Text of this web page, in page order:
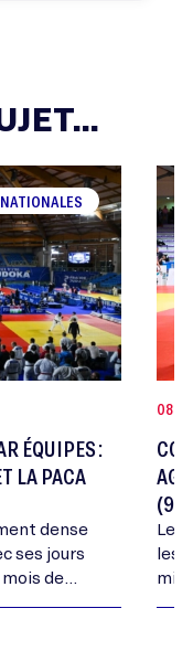
ÉQUIPES :
LA PACA
dense
ses jours
de
08
(9-
Le
les